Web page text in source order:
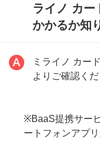
ライノ カ
かかるか知
ミライノ カー
よりご確認くだ
※BaaS提携サー
ートフォンアプ